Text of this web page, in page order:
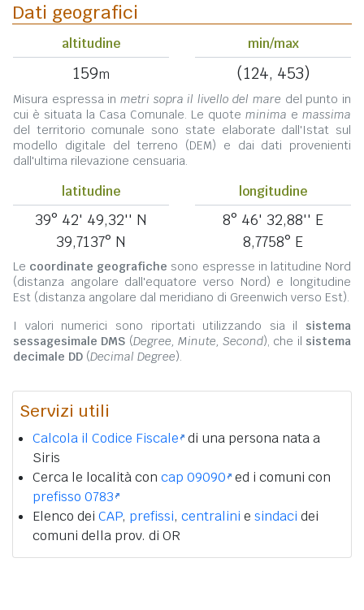
Dati geografici
altitudine
159m
min/max
(124, 453)
Misura espressa in metri sopra il livello del mare del punto in
cui è situata la Casa Comunale. Le quote minima e massima
del territorio comunale sono state elaborate dall'Istat sul
modello digitale del terreno (DEM) e dai dati provenienti
dall'ultima rilevazione censuaria.
latitudine
39° 42' 49,32'' N
39,7137° N
longitudine
8° 46' 32,88'' E
8,7758° E
Le coordinate geografiche sono espresse in latitudine Nord
(distanza angolare dall'equatore verso Nord) e longitudine
Est (distanza angolare dal meridiano di Greenwich verso Est).
I valori numerici sono riportati utilizzando sia il sistema
sessagesimale DMS (Degree, Minute, Second), che il sistema
decimale DD (Decimal Degree).
Servizi utili
Calcola il Codice Fiscale di una persona nata a
Siris
Cerca le località con cap 09090 ed i comuni con
prefisso 0783
Elenco dei CAP, prefissi, centralini e sindaci dei
comuni della prov. di OR